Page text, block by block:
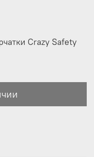
Crazy Safety